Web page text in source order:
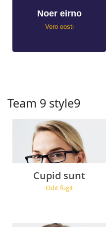
Noer eirno
Vero eosti
Team 9 style9
Cupid sunt
Odit fugit